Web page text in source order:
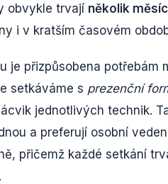
obvykle trvají několik
i v kratším časovém
je přizpůsobena
setkáváme s prezenční
jednotlivých technik.
a preferují osobní
přičemž každé setkání